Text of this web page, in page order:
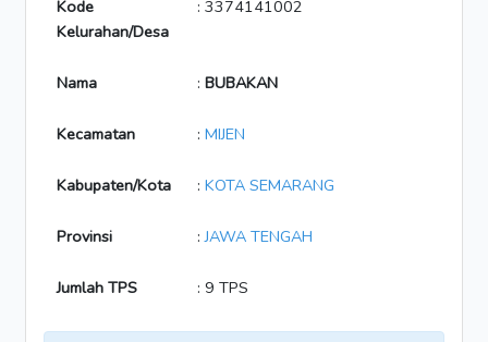
Kode
Kelurahan/Desa
: 3374141002
Nama : BUBAKAN
Kecamatan : MIJEN
Kabupaten/Kota : KOTA SEMARANG
Provinsi :JAWA TENGAH
Jumlah TPS : 9 TPS